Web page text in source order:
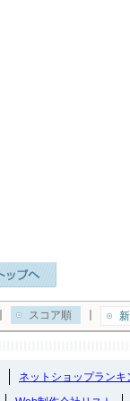
スコア順
ネットショップランキ